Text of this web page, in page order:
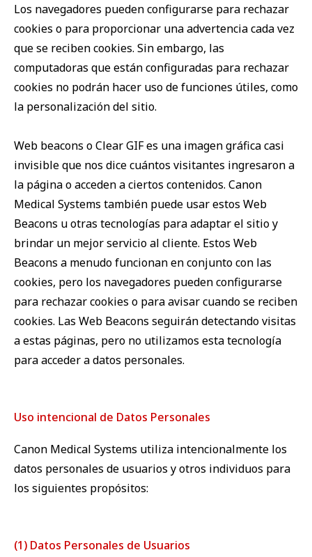
Los navegadores pueden configurarse para rechazar
cookies o para proporcionar una advertencia cada vez
que se reciben cookies. Sin embargo, las
computadoras que están configuradas para rechazar
cookies no podrán hacer uso de funciones útiles, como
la personalización del sitio.
Web beacons o Clear GIF es una imagen gráfica casi
invisible que nos dice cuántos visitantes ingresaron a
la página o acceden a ciertos contenidos. Canon
Medical Systems también puede usar estos Web
Beacons u otras tecnologías para adaptar el sitio y
brindar un mejor servicio al cliente. Estos Web
Beacons a menudo funcionan en conjunto con las
cookies, pero los navegadores pueden configurarse
para rechazar cookies o para avisar cuando se reciben
cookies. Las Web Beacons seguirán detectando visitas
a estas páginas, pero no utilizamos esta tecnología
para acceder a datos personales.
Uso intencional de Datos Personales
Canon Medical Systems utiliza intencionalmente los
datos personales de usuarios y otros individuos para
los siguientes propósitos:
(1) Datos Personales de Usuarios